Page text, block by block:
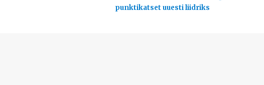
punktikatset uuesti liidriks